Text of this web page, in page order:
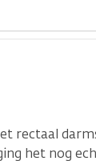
rectaal
het nog